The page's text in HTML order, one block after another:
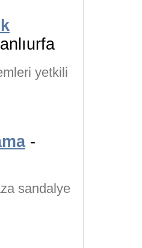
yetkili
-
sandalye